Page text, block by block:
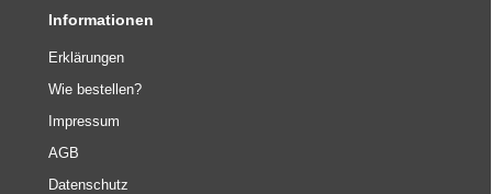
Informationen
Erklärungen
Wie bestellen?
Impressum
AGB
Datenschutz